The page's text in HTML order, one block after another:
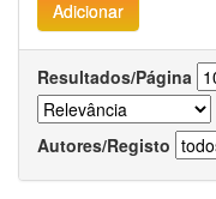
Resultados/Página
Autores/Registo